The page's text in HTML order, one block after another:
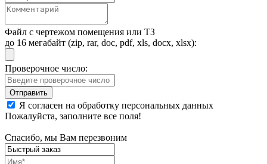
Файл с чертежом помещения или ТЗ
до 16 мегабайт (zip, rar, doc, pdf, xls, docx, xlsx):
Проверочное число:
Я согласен на обработку персональных данных
Пожалуйста, заполните все поля!
Спасибо, мы Вам перезвоним